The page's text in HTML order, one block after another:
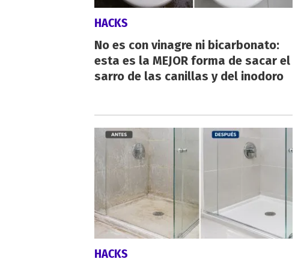
HACKS
No es con vinagre ni bicarbonato:
esta es la MEJOR forma de sacar el
sarro de las canillas y del inodoro
HACKS